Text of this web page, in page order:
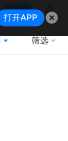
搜索
地图
筛选
打开APP